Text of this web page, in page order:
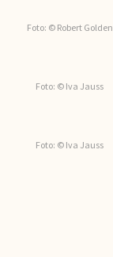
Foto: © Robert Golden
Foto: © Iva Jauss
Foto: © Iva Jauss